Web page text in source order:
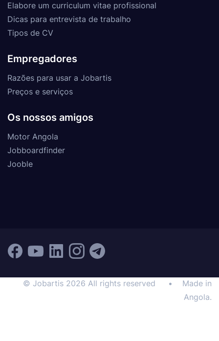
Elabore um curriculum vitae profissional
Dicas para entrevista de trabalho
Tipos de CV
Empregadores
Razões para usar a Jobartis
Preços e serviços
Os nossos amigos
Motor Angola
Jobboardfinder
Jooble
© Jobartis 2026 All rights reserved •
Made in
Angola.